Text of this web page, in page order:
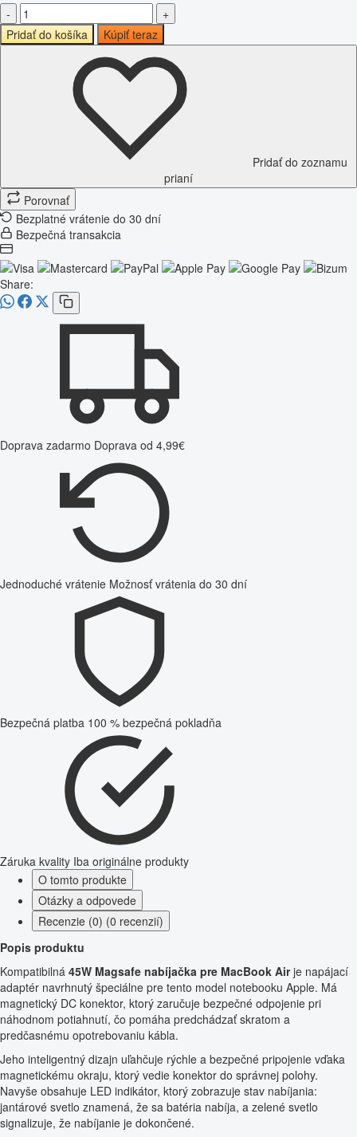
-
+
Pridať do košíka
Kúpiť teraz
Pridať do zoznamu
prianí
Porovnať
Bezplatné vrátenie do 30 dní
Bezpečná transakcia
Share:
Doprava zadarmo Doprava od 4,99€
Jednoduché vrátenie Možnosť vrátenia do 30 dní
Bezpečná platba 100 % bezpečná pokladňa
Záruka kvality Iba originálne produkty
O tomto produkte
Otázky a odpovede
Recenzie (0) (0 recenzií)
Popis produktu
Kompatibilná 45W Magsafe nabíjačka pre MacBook Airje napájací
adaptér navrhnutý špeciálne pre tento model notebooku Apple. Má
magnetický DC konektor, ktorý zaručuje bezpečné odpojenie pri
náhodnom potiahnutí, čo pomáha predchádzať skratom a
predčasnému opotrebovaniu kábla.
Jeho inteligentný dizajn uľahčuje rýchle a bezpečné pripojenie vďaka
magnetickému okraju, ktorý vedie konektor do správnej polohy.
Navyše obsahuje LED indikátor, ktorý zobrazuje stav nabíjania:
jantárové svetlo znamená, že sa batéria nabíja, a zelené svetlo
signalizuje, že nabíjanie je dokončené.